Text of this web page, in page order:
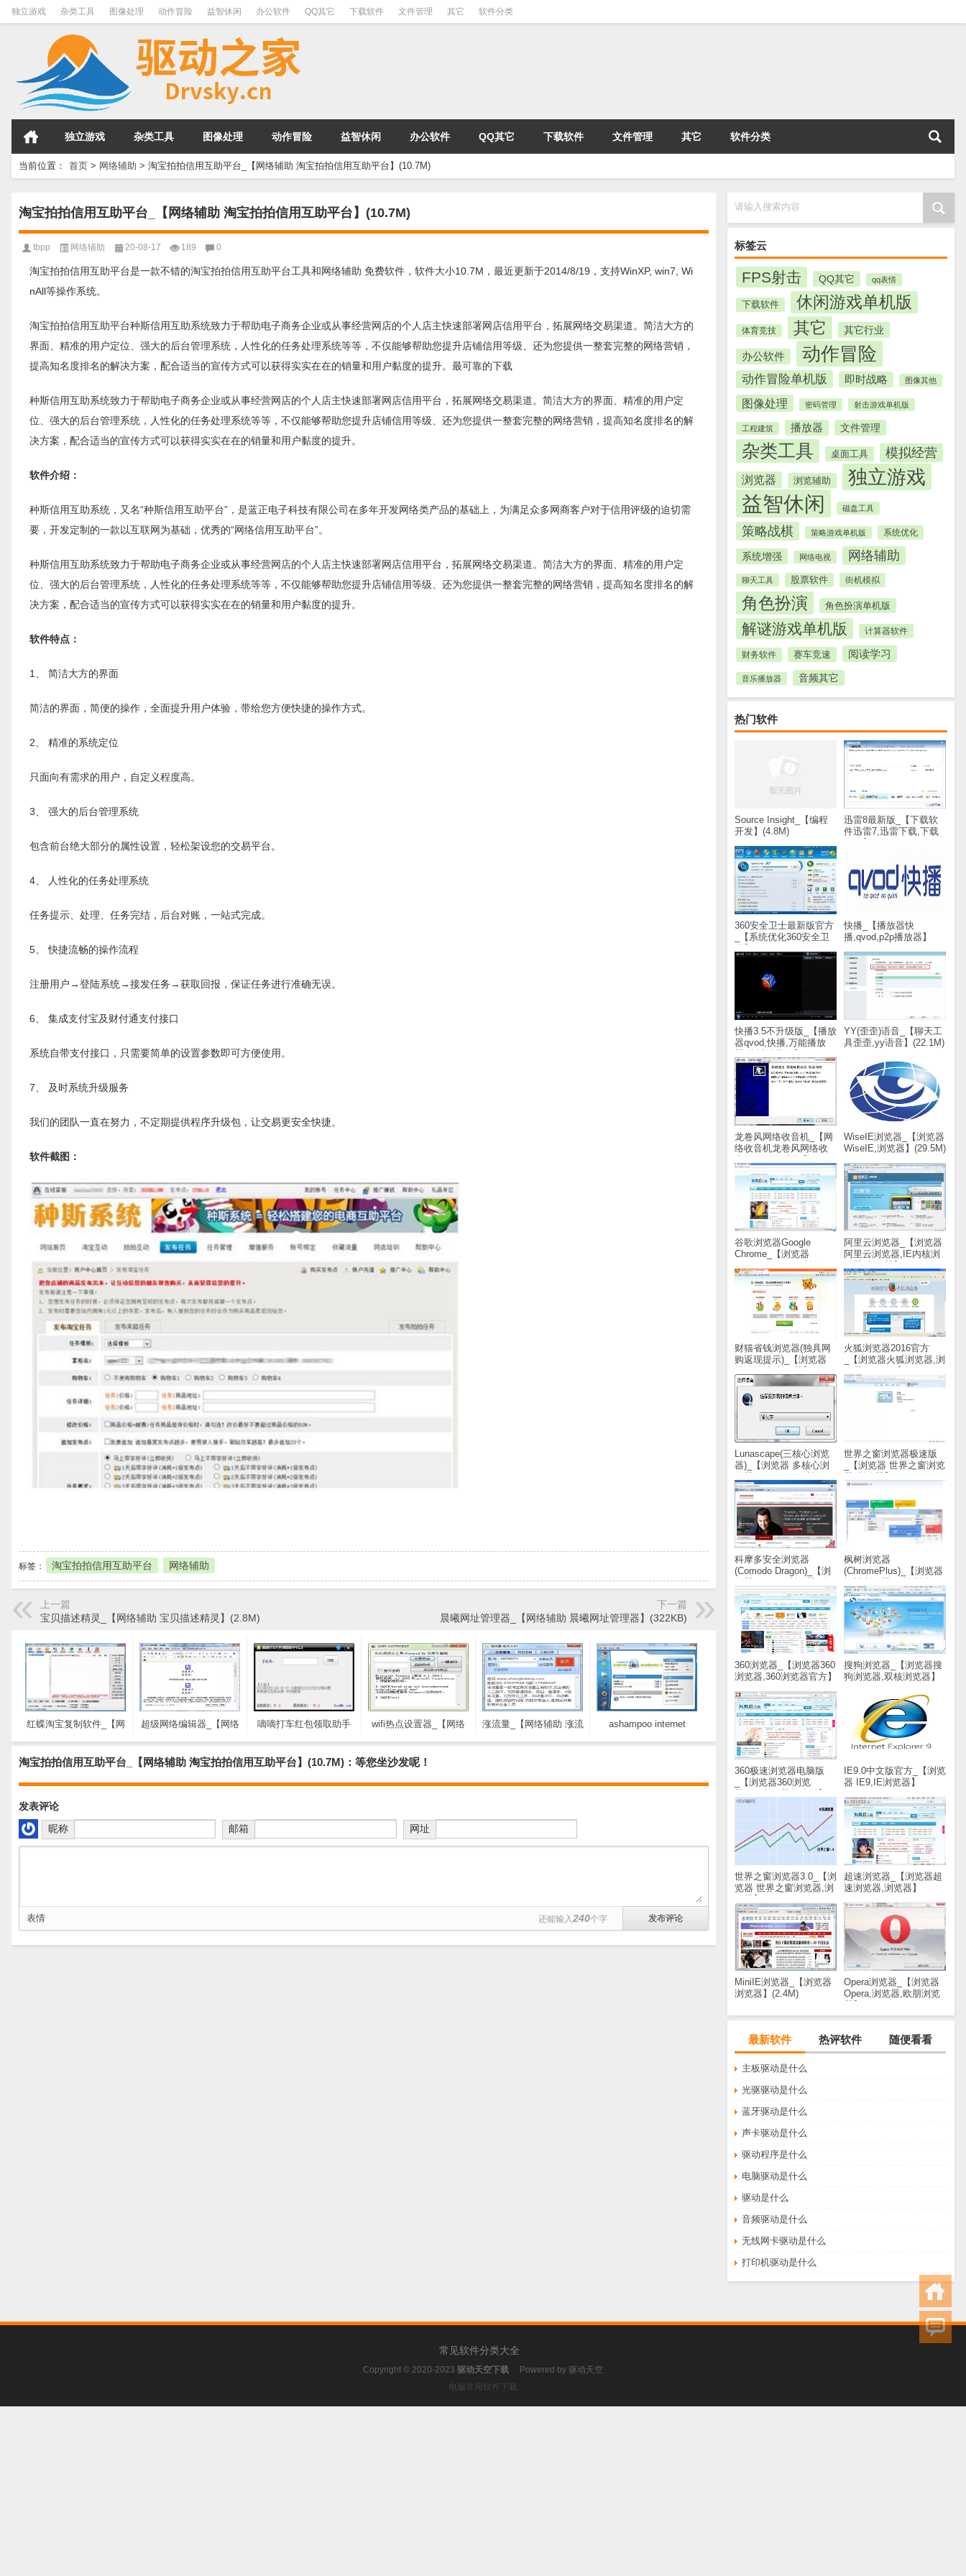
独立游戏 杂类工具 图像处理 动作冒险 益智休闲 办公软件 QQ其它 下载软件 文件管理 其它 软件分类
独立游戏 杂类工具 图像处理 动作冒险 益智休闲 办公软件 QQ其它 下载软件 文件管理 其它 软件分类
当前位置： 首页 > 网络辅助 > 淘宝拍拍信用互助平台_【网络辅助 淘宝拍拍信用互助平台】(10.7M)
请输入搜索内容
标签云
FPS射击 QQ其它 qq表情
下载软件 休闲游戏单机版
体育竞技 其它 其它行业
办公软件 动作冒险
动作冒险单机版 即时战略 图像其他
图像处理 密码管理 射击游戏单机版
工程建筑 播放器 文件管理
杂类工具 桌面工具 模拟经营
浏览器 浏览辅助 独立游戏
益智休闲 磁盘工具
策略战棋 策略游戏单机版 系统优化
系统增强 网络电视 网络辅助
聊天工具 股票软件 街机模拟
角色扮演 角色扮演单机版
解谜游戏单机版 计算器软件
财务软件 赛车竞速 阅读学习
音乐播放器 音频其它
热门软件
Source Insight_【编程
开发】(4.8M)
迅雷8最新版_【下载软
件迅雷7,迅雷下载,下载
360安全卫士最新版官方
_【系统优化360安全卫
快播_【播放器快
播,qvod,p2p播放器】
快播3.5不升级版_【播放
器qvod,快播,万能播放
YY(歪歪)语音_【聊天工
具歪歪,yy语音】(22.1M)
龙卷风网络收音机_【网
络收音机龙卷风网络收
(1.8M)
WiseIE浏览器_【浏览器
WiseIE,浏览器】(29.5M)
谷歌浏览器Google
Chrome_【浏览器
器】(43.8M)
阿里云浏览器_【浏览器
阿里云浏览器,IE内核浏
财猫省钱浏览器(独具网
购返现提示)_【浏览器
(1.5M)
火狐浏览器2016官方
_【浏览器火狐浏览器,浏
Lunascape(三核心浏览
器)_【浏览器 多核心浏
器】(25.8M)
世界之窗浏览器极速版
_【浏览器 世界之窗浏览
科摩多安全浏览器
(Comodo Dragon)_【浏
摩多浏览器】(52.9M)
枫树浏览器
(ChromePlus)_【浏览器
器】(37.6M)
360浏览器_【浏览器360
浏览器,360浏览器官方】
搜狗浏览器_【浏览器搜
狗浏览器,双核浏览器】
360极速浏览器电脑版
_【浏览器360浏览
(38.8M)
IE9.0中文版官方_【浏览
器 IE9,IE浏览器】
世界之窗浏览器3.0_【浏
览器 世界之窗浏览器,浏
超速浏览器_【浏览器超
速浏览器,浏览器】
MiniIE浏览器_【浏览器
浏览器】(2.4M)
Opera浏览器_【浏览器
Opera,浏览器,欧朋浏览
最新软件 热评软件 随便看看
主板驱动是什么
光驱驱动是什么
蓝牙驱动是什么
声卡驱动是什么
驱动程序是什么
电脑驱动是什么
驱动是什么
音频驱动是什么
无线网卡驱动是什么
打印机驱动是什么
淘宝拍拍信用互助平台_【网络辅助 淘宝拍拍信用互助平台】(10.7M)
tbpp 网络辅助 20-08-17 189 0
淘宝拍拍信用互助平台是一款不错的淘宝拍拍信用互助平台工具和网络辅助 免费软件，软件大小10.7M，最近更新于2014/8/19，支持WinXP, win7, Wi
nAll等操作系统。
淘宝拍拍信用互助平台种斯信用互助系统致力于帮助电子商务企业或从事经营网店的个人店主快速部署网店信用平台，拓展网络交易渠道。简洁大方的
界面、精准的用户定位、强大的后台管理系统，人性化的任务处理系统等等，不仅能够帮助您提升店铺信用等级、还为您提供一整套完整的网络营销，
提高知名度排名的解决方案，配合适当的宣传方式可以获得实实在在的销量和用户黏度的提升。最可靠的下载
种斯信用互助系统致力于帮助电子商务企业或从事经营网店的个人店主快速部署网店信用平台，拓展网络交易渠道。简洁大方的界面、精准的用户定
位、强大的后台管理系统，人性化的任务处理系统等等，不仅能够帮助您提升店铺信用等级、还为您提供一整套完整的网络营销，提高知名度排名的解
决方案，配合适当的宣传方式可以获得实实在在的销量和用户黏度的提升。
软件介绍：
种斯信用互助系统，又名“种斯信用互助平台”，是蓝正电子科技有限公司在多年开发网络类产品的基础上，为满足众多网商客户对于信用评级的迫切需
要，开发定制的一款以互联网为基础，优秀的“网络信用互助平台”。
种斯信用互助系统致力于帮助电子商务企业或从事经营网店的个人店主快速部署网店信用平台，拓展网络交易渠道。简洁大方的界面、精准的用户定
位、强大的后台管理系统，人性化的任务处理系统等等，不仅能够帮助您提升店铺信用等级、还为您提供一整套完整的网络营销，提高知名度排名的解
决方案，配合适当的宣传方式可以获得实实在在的销量和用户黏度的提升。
软件特点：
1、 简洁大方的界面
简洁的界面，简便的操作，全面提升用户体验，带给您方便快捷的操作方式。
2、 精准的系统定位
只面向有需求的用户，自定义程度高。
3、 强大的后台管理系统
包含前台绝大部分的属性设置，轻松架设您的交易平台。
4、 人性化的任务处理系统
任务提示、处理、任务完结，后台对账，一站式完成。
5、 快捷流畅的操作流程
注册用户→登陆系统→接发任务→获取回报，保证任务进行准确无误。
6、 集成支付宝及财付通支付接口
系统自带支付接口，只需要简单的设置参数即可方便使用。
7、 及时系统升级服务
我们的团队一直在努力，不定期提供程序升级包，让交易更安全快捷。
软件截图：
标签： 淘宝拍拍信用互助平台 网络辅助
上一篇
宝贝描述精灵_【网络辅助 宝贝描述精灵】(2.8M)
下一篇
晨曦网址管理器_【网络辅助 晨曦网址管理器】(322KB)
红蝶淘宝复制软件_【网
(1.8M)
超级网络编辑器_【网络
嘀嘀打车红包领取助手
wifi热点设置器_【网络
涨流量_【网络辅助 涨流
ashampoo internet
淘宝拍拍信用互助平台_【网络辅助 淘宝拍拍信用互助平台】(10.7M)：等您坐沙发呢！
发表评论
昵称
邮箱 网址
表情 还能输入240个字
常见软件分类大全
Copyright © 2020-2023 驱动天空下载 Powered by 驱动天空
电脑常用软件下载